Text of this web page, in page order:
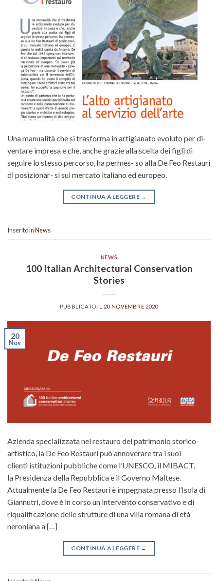
Una manualità che si trasforma in artigianato evoluto per di-
ventare impresa e che, anche grazie alla scelta dei figli di
seguire lo stesso percorso, ha permes- so alla De Feo Restauri
di posizionar- si sul mercato italiano ed europeo.
CONTINUA A LEGGERE →
Inserito inNews
NEWS
100 Italian Architectural Conservation
Stories
PUBBLICATO IL 20 NOVEMBRE 2020
20
Nov
Azienda specializzata nel restauro del patrimonio storico-
artistico, la De Feo Restauri può annoverare tra i suoi
clienti istituzioni pubbliche come l’UNESCO, il MIBACT,
la Presidenza della Repubblica e il Governo Maltese.
Attualmente la De Feo Restauri è impegnata presso l’Isola di
Giannutri, dove è in corso un intervento conservativo e di
riqualificazione delle strutture di una villa romana di età
neroniana a […]
CONTINUA A LEGGERE →